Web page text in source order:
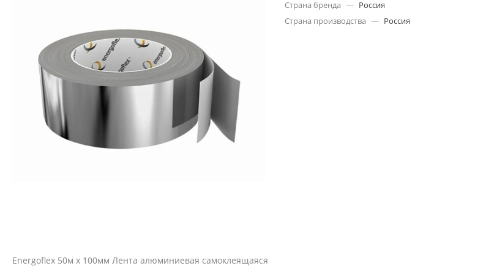
Страна бренда — Россия
Страна производства — Россия
Energoflex 50м х 100мм Лента алюминиевая самоклеящаяся